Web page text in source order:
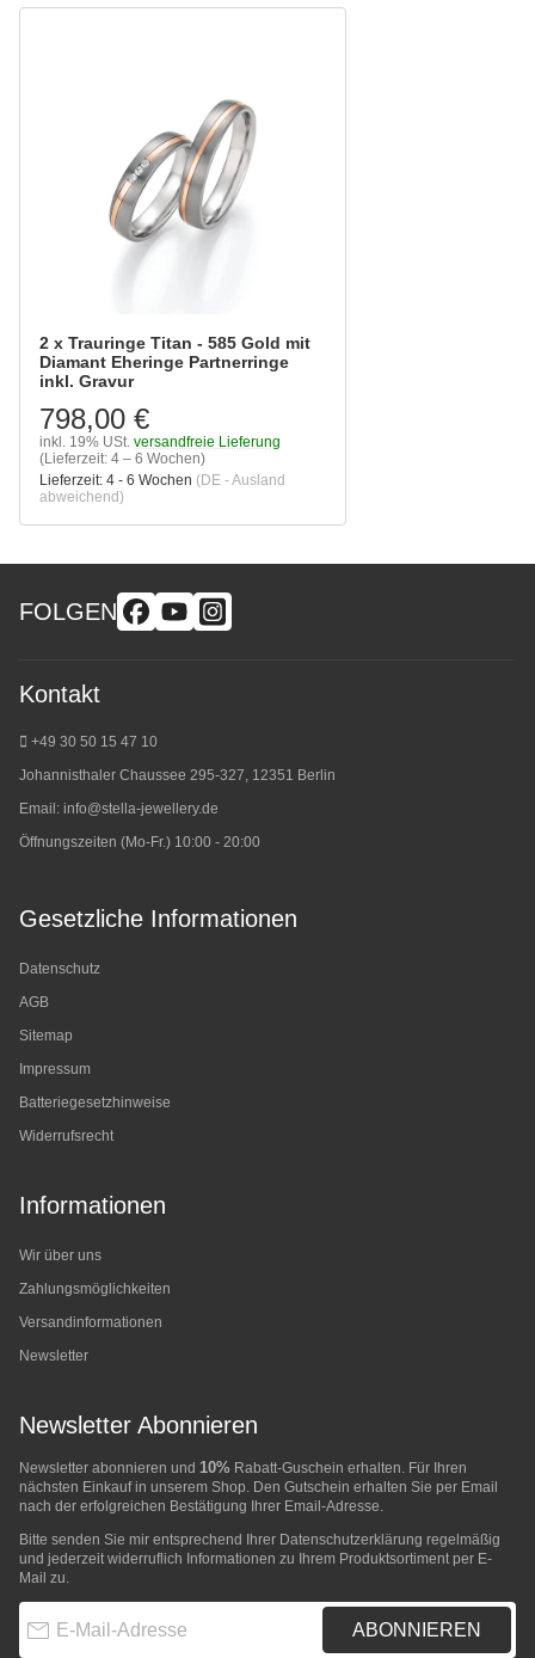
2 x Trauringe Titan - 585 Gold mit
Diamant Eheringe Partnerringe
inkl. Gravur
798,00 €
inkl. 19% USt. versandfreie Lieferung
(Lieferzeit: 4 – 6 Wochen)
Lieferzeit: 4 - 6 Wochen (DE - Ausland
abweichend)
FOLGEN
Kontakt
+49 30 50 15 47 10
Johannisthaler Chaussee 295-327, 12351 Berlin
Email: info@stella-jewellery.de
Öffnungszeiten (Mo-Fr.) 10:00 - 20:00
Gesetzliche Informationen
Datenschutz
AGB
Sitemap
Impressum
Batteriegesetzhinweise
Widerrufsrecht
Informationen
Wir über uns
Zahlungsmöglichkeiten
Versandinformationen
Newsletter
Newsletter Abonnieren
Newsletter abonnieren und 10% Rabatt-Guschein erhalten. Für Ihren
nächsten Einkauf in unserem Shop. Den Gutschein erhalten Sie per Email
nach der erfolgreichen Bestätigung Ihrer Email-Adresse.
Bitte senden Sie mir entsprechend Ihrer Datenschutzerklärung regelmäßig
und jederzeit widerruflich Informationen zu Ihrem Produktsortiment per E-
Mail zu.
ABONNIEREN